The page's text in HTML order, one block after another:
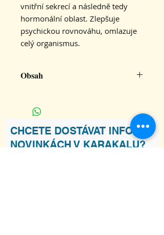
vnitřní sekrecí a následně tedy
hormonální oblast. Zlepšuje
psychickou rovnováhu, omlazuje
celý organismus.
Obsah
71:38 9. Závěr 03:00
Slovo: Zdeněk Šebesta
Hudba: Aleš Nitra
CHCETE DOSTÁVAT INFO O
NOVINKÁCH V KARAKALU?